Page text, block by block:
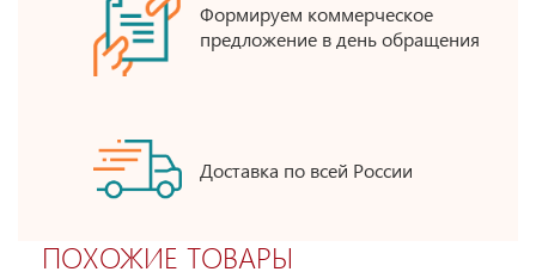
Формируем коммерческое
предложение в день обращения
Доставка по всей России
ПОХОЖИЕ ТОВАРЫ